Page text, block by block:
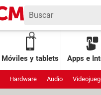
Móviles y tablets Apps e
Hardware Audio